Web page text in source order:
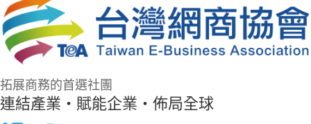
拓展商務的首選社團
連結產業・賦能企業・佈局全球